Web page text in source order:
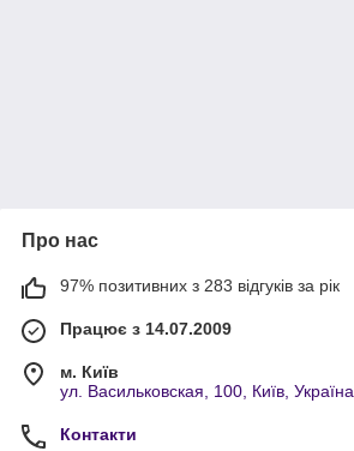
Про нас
97% позитивних з 283 відгуків за рік
Працює з 14.07.2009
м. Київ
ул. Васильковская, 100, Київ, Україна
Контакти